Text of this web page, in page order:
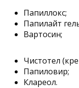
Папиллокс;
Папилайт
Вартосин;
Чистотел
Папиловир;
Клареол.